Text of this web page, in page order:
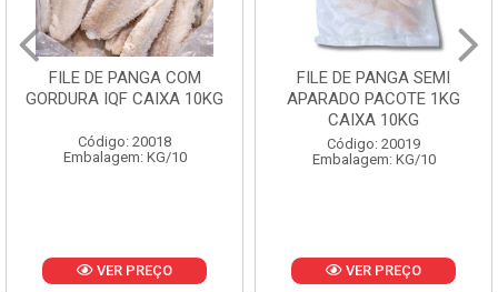
FILE DE PANGA SEMI
APARADO PACOTE 1KG
Código: 20019
Embalagem: KG/10
VER PREÇO
POLACA DESFIADA
PESCAMARES PCT5KG
CX10KG
Código: 20161
Embalagem: KG/10
VER PREÇO